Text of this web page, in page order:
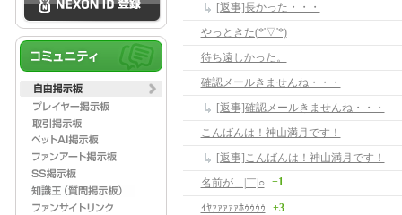
[返事]長かった・・・
やっときた(*'▽'*)
待ち遠しかった。
確認メールきませんね・・・
[返事]確認メールきませんね・・・
こんばんは！神山満月です！
[返事]こんばんは！神山満月です！
名前が＿|￣|○
+1
ｲﾔｧｧｧｧｧﾎｩｩｩｩ
+3